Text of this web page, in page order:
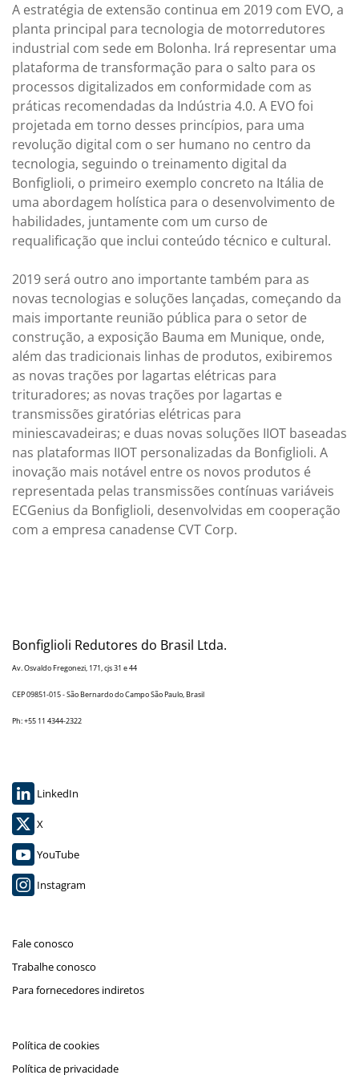
A estratégia de extensão continua em 2019 com EVO, a
planta principal para tecnologia de motorredutores
industrial com sede em Bolonha. Irá representar uma
plataforma de transformação para o salto para os
processos digitalizados em conformidade com as
práticas recomendadas da Indústria 4.0. A EVO foi
projetada em torno desses princípios, para uma
revolução digital com o ser humano no centro da
tecnologia, seguindo o treinamento digital da
Bonfiglioli, o primeiro exemplo concreto na Itália de
uma abordagem holística para o desenvolvimento de
habilidades, juntamente com um curso de
requalificação que inclui conteúdo técnico e cultural.
2019 será outro ano importante também para as
novas tecnologias e soluções lançadas, começando da
mais importante reunião pública para o setor de
construção, a exposição Bauma em Munique, onde,
além das tradicionais linhas de produtos, exibiremos
as novas trações por lagartas elétricas para
trituradores; as novas trações por lagartas e
transmissões giratórias elétricas para
miniescavadeiras; e duas novas soluções IIOT baseadas
nas plataformas IIOT personalizadas da Bonfiglioli. A
inovação mais notável entre os novos produtos é
representada pelas transmissões contínuas variáveis
ECGenius da Bonfiglioli, desenvolvidas em cooperação
com a empresa canadense CVT Corp.
Bonfiglioli Redutores do Brasil Ltda.
Av. Osvaldo Fregonezi, 171, cjs 31 e 44
CEP 09851-015 - São Bernardo do Campo São Paulo, Brasil
Ph: +55 11 4344-2322
LinkedIn
X
YouTube
Instagram
Fale conosco
Trabalhe conosco
Para fornecedores indiretos
Política de cookies
Política de privacidade